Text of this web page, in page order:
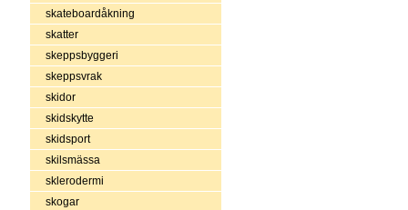
skateboardåkning
skatter
skeppsbyggeri
skeppsvrak
skidor
skidskytte
skidsport
skilsmässa
sklerodermi
skogar